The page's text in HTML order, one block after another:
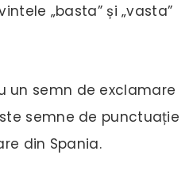
„basta” și „vasta”
un semn de exclamare
semne de punctuație
din Spania.